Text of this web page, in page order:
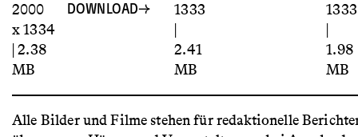
2000
x 1334
| 2.38
MB
DOWNLOAD
1333
2.41
MB
1333
1.98
MB
Alle Bilder und Filme stehen für redaktionelle